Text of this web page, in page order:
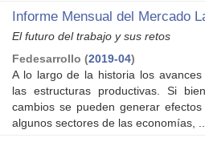
Informe Mensual del Mercado
El futuro del trabajo y sus retos
Fedesarrollo (2019-04)
A lo largo de la historia los
las estructuras productivas. Si
cambios se pueden generar
algunos sectores de las economías, ...